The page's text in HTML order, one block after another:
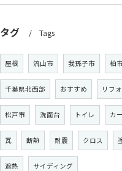
タグ Tags
屋根 流山市 我孫子市 柏
千葉県北西部 おすすめ リフ
松戸市 洗面台 トイレ カ
瓦 断熱 耐震 クロス
遮熱 サイディング